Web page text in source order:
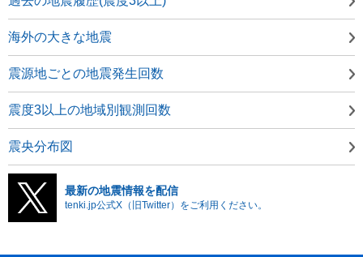
海外の大きな地震
震源地ごとの地震発生回数
震度3以上の地域別観測回数
震央分布図
最新の地震情報を配信
tenki.jp公式X（旧Twitter）をご利用ください。